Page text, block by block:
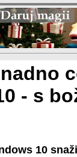
- s
10